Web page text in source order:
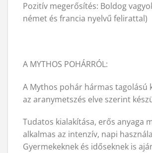
Pozitív megerősítés: Boldog
német és francia nyelvű felirattal)
A MYTHOS POHÁRRÓL:
A Mythos pohár hármas tagolású
az aranymetszés elve szerint
Tudatos kialakítása, erős anyaga
alkalmas az intenzív, napi
Gyermekeknek és időseknek is